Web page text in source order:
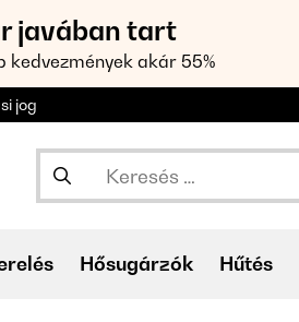
javában tart
kedvezmények akár 55%
jog
Hősugárzók Hűtés